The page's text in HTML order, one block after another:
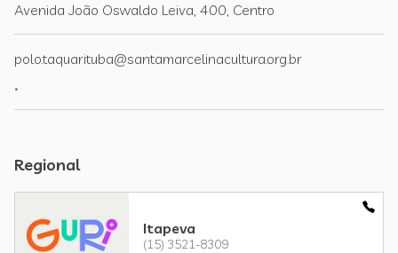
Avenida João Oswaldo Leiva, 400, Centro
polo.taquarituba@santamarcelinacultura.org.br
.
Regional
Itapeva
(15) 3521-8309